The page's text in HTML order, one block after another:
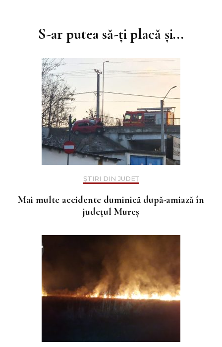
articoleS-ar putea să-ți placă și...
ȘTIRI DIN JUDEȚ
Mai multe accidente duminică după-amiază în
județul Mureș